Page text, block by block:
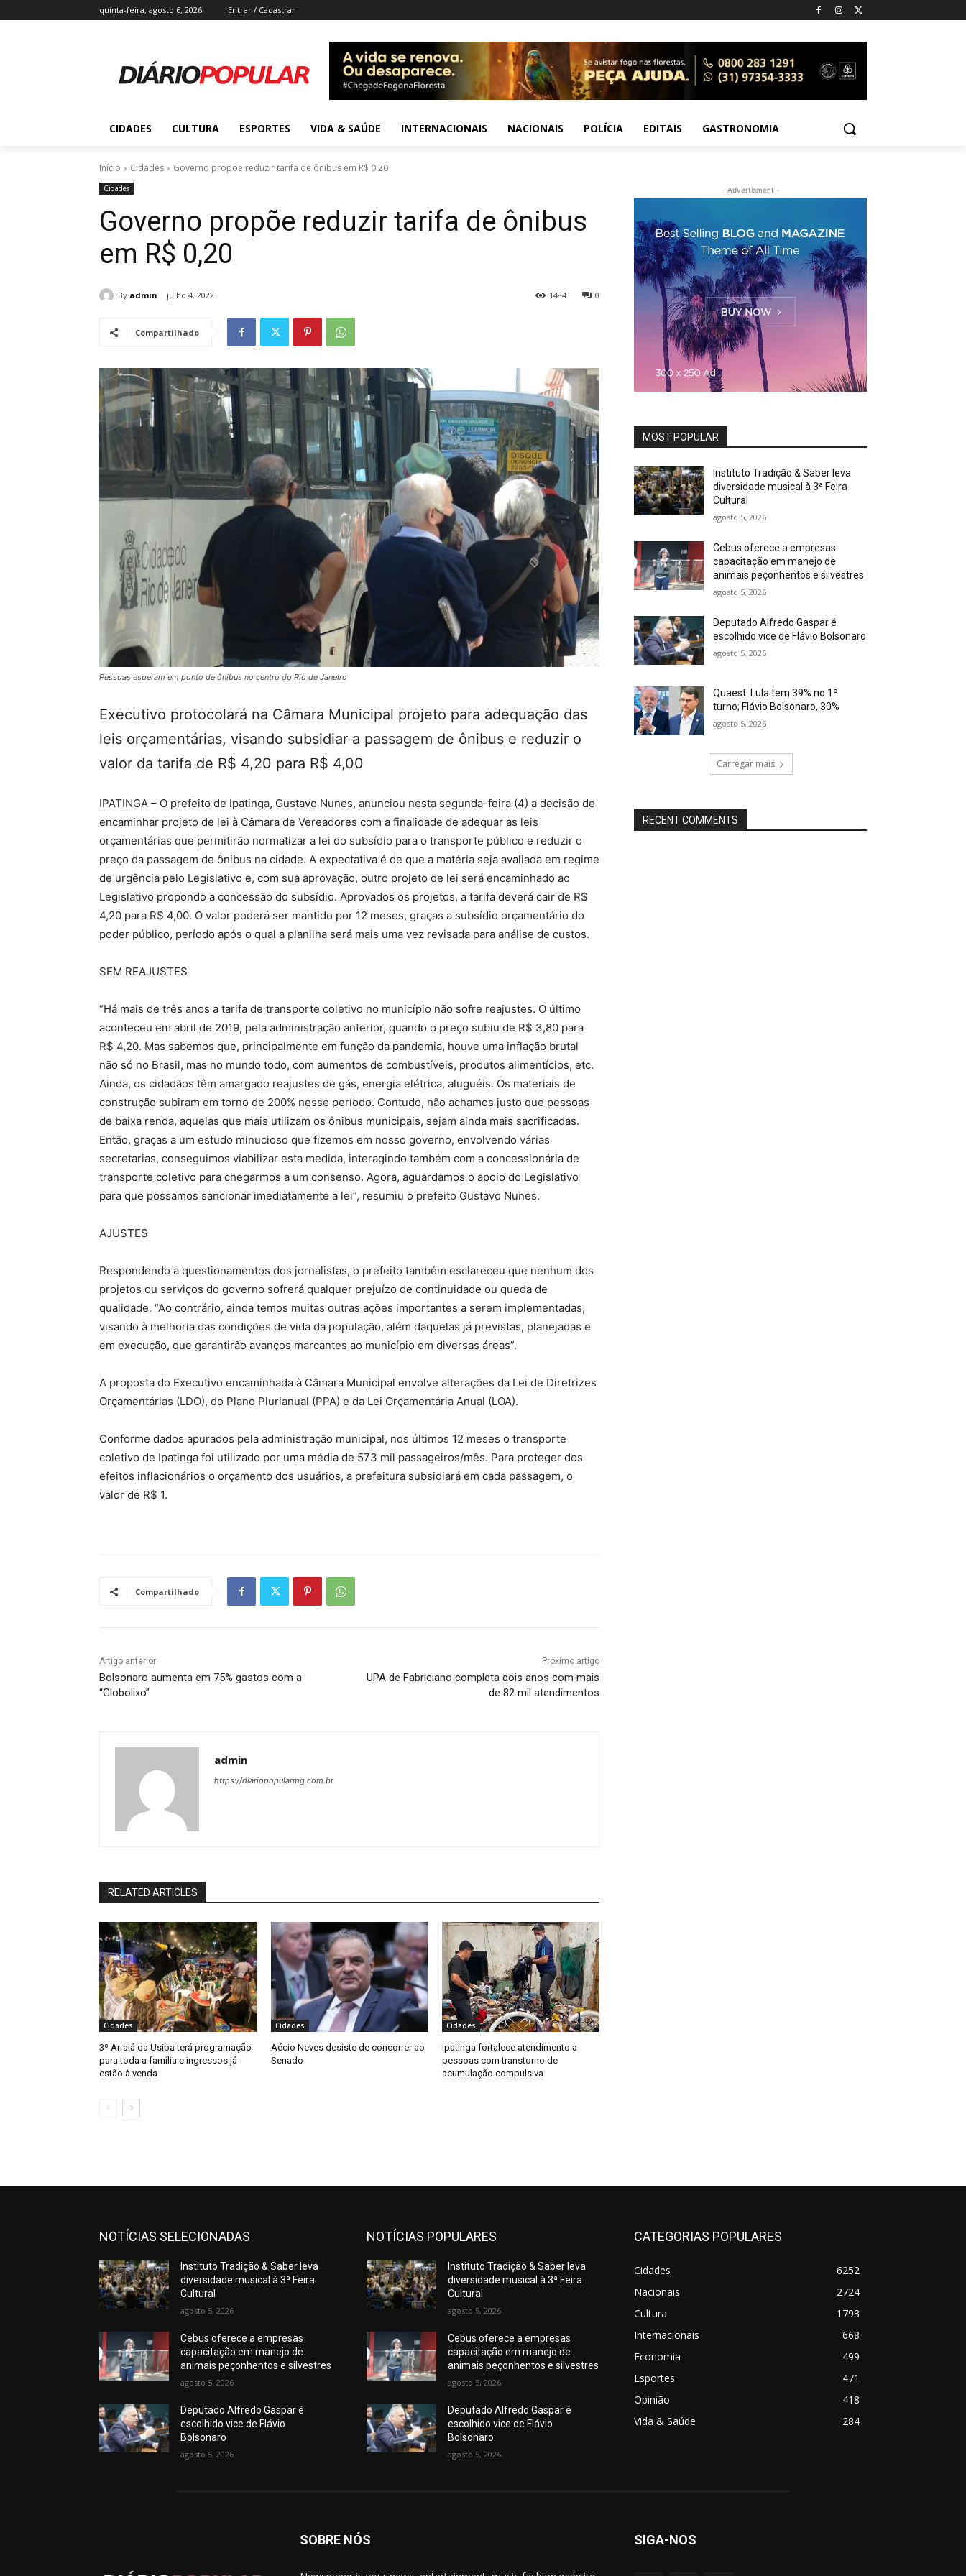
quinta-feira, agosto 6, 2026 Entrar / Cadastrar
CIDADES CULTURA ESPORTES VIDA & SAÚDE INTERNACIONAIS NACIONAIS POLÍCIA EDITAIS GASTRONOMIA
Início Cidades Governo propõe reduzir tarifa de ônibus em R$ 0,20
Cidades
Governo propõe reduzir tarifa de ônibus
em R$ 0,20
By admin julho 4, 2022 0
1484
Compartilhado
Pessoas esperam em ponto de ônibus no centro do Rio de Janeiro
Executivo protocolará na Câmara Municipal projeto para adequação das
leis orçamentárias, visando subsidiar a passagem de ônibus e reduzir o
valor da tarifa de R$ 4,20 para R$ 4,00
IPATINGA – O prefeito de Ipatinga, Gustavo Nunes, anunciou nesta segunda-feira (4) a decisão de
encaminhar projeto de lei à Câmara de Vereadores com a finalidade de adequar as leis
orçamentárias que permitirão normatizar a lei do subsídio para o transporte público e reduzir o
preço da passagem de ônibus na cidade. A expectativa é de que a matéria seja avaliada em regime
de urgência pelo Legislativo e, com sua aprovação, outro projeto de lei será encaminhado ao
Legislativo propondo a concessão do subsídio. Aprovados os projetos, a tarifa deverá cair de R$
4,20 para R$ 4,00. O valor poderá ser mantido por 12 meses, graças a subsídio orçamentário do
poder público, período após o qual a planilha será mais uma vez revisada para análise de custos.
SEM REAJUSTES
“Há mais de três anos a tarifa de transporte coletivo no município não sofre reajustes. O último
aconteceu em abril de 2019, pela administração anterior, quando o preço subiu de R$ 3,80 para
R$ 4,20. Mas sabemos que, principalmente em função da pandemia, houve uma inflação brutal
não só no Brasil, mas no mundo todo, com aumentos de combustíveis, produtos alimentícios, etc.
Ainda, os cidadãos têm amargado reajustes de gás, energia elétrica, aluguéis. Os materiais de
construção subiram em torno de 200% nesse período. Contudo, não achamos justo que pessoas
de baixa renda, aquelas que mais utilizam os ônibus municipais, sejam ainda mais sacrificadas.
Então, graças a um estudo minucioso que fizemos em nosso governo, envolvendo várias
secretarias, conseguimos viabilizar esta medida, interagindo também com a concessionária de
transporte coletivo para chegarmos a um consenso. Agora, aguardamos o apoio do Legislativo
para que possamos sancionar imediatamente a lei”, resumiu o prefeito Gustavo Nunes.
AJUSTES
Respondendo a questionamentos dos jornalistas, o prefeito também esclareceu que nenhum dos
projetos ou serviços do governo sofrerá qualquer prejuízo de continuidade ou queda de
qualidade. “Ao contrário, ainda temos muitas outras ações importantes a serem implementadas,
visando à melhoria das condições de vida da população, além daquelas já previstas, planejadas e
em execução, que garantirão avanços marcantes ao município em diversas áreas”.
A proposta do Executivo encaminhada à Câmara Municipal envolve alterações da Lei de Diretrizes
Orçamentárias (LDO), do Plano Plurianual (PPA) e da Lei Orçamentária Anual (LOA).
Conforme dados apurados pela administração municipal, nos últimos 12 meses o transporte
coletivo de Ipatinga foi utilizado por uma média de 573 mil passageiros/mês. Para proteger dos
efeitos inflacionários o orçamento dos usuários, a prefeitura subsidiará em cada passagem, o
valor de R$ 1.
Compartilhado
Artigo anterior
Bolsonaro aumenta em 75% gastos com a
“Globolixo”
Próximo artigo
UPA de Fabriciano completa dois anos com mais
de 82 mil atendimentos
admin
https://diariopopularmg.com.br
RELATED ARTICLES
Cidades
3º Arraiá da Usipa terá programação
para toda a família e ingressos já
estão à venda
Cidades
Aécio Neves desiste de concorrer ao
Senado
Cidades
Ipatinga fortalece atendimento a
pessoas com transtorno de
acumulação compulsiva
- Advertisment -
MOST POPULAR
Instituto Tradição & Saber leva
diversidade musical à 3ª Feira
Cultural
agosto 5, 2026
Cebus oferece a empresas
capacitação em manejo de
animais peçonhentos e silvestres
agosto 5, 2026
Deputado Alfredo Gaspar é
escolhido vice de Flávio Bolsonaro
agosto 5, 2026
Quaest: Lula tem 39% no 1º
turno; Flávio Bolsonaro, 30%
agosto 5, 2026
Carregar mais
RECENT COMMENTS
NOTÍCIAS SELECIONADAS
Instituto Tradição & Saber leva
diversidade musical à 3ª Feira
Cultural
agosto 5, 2026
Cebus oferece a empresas
capacitação em manejo de
animais peçonhentos e silvestres
agosto 5, 2026
Deputado Alfredo Gaspar é
escolhido vice de Flávio
Bolsonaro
agosto 5, 2026
NOTÍCIAS POPULARES
Instituto Tradição & Saber leva
diversidade musical à 3ª Feira
Cultural
agosto 5, 2026
Cebus oferece a empresas
capacitação em manejo de
animais peçonhentos e silvestres
agosto 5, 2026
Deputado Alfredo Gaspar é
escolhido vice de Flávio
Bolsonaro
agosto 5, 2026
CATEGORIAS POPULARES
Cidades
6252
Nacionais
2724
Cultura
1793
Internacionais
668
Economia
499
Esportes
471
Opinião
418
Vida & Saúde
284
SOBRE NÓS SIGA-NOS